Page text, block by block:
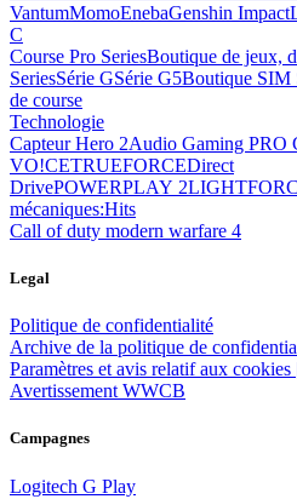
VantumMomoEnebaGenshin Impact
C
Course Pro SeriesBoutique de jeux,
SeriesSérie GSérie G5Boutique SIM
de course
Technologie
Capteur Hero 2Audio Gaming PRO
VO!CETRUEFORCEDirect
DrivePOWERPLAY 2
mécaniques:Hits
Call of duty modern warfare 4
Legal
Politique de confidentialité
Archive de la politique de
Paramètres et avis relatif aux
Avertissement WWCB
Campagnes
Logitech G Play